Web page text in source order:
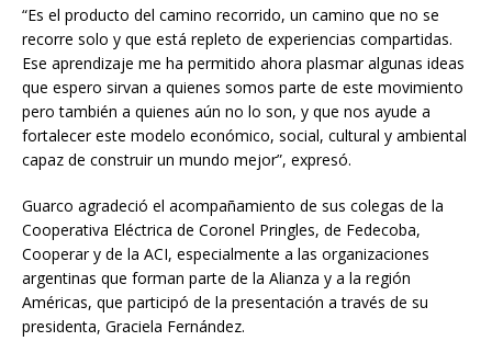
“Es el producto del camino recorrido, un camino que no se
recorre solo y que está repleto de experiencias compartidas.
Ese aprendizaje me ha permitido ahora plasmar algunas ideas
que espero sirvan a quienes somos parte de este movimiento
pero también a quienes aún no lo son, y que nos ayude a
fortalecer este modelo económico, social, cultural y ambiental
capaz de construir un mundo mejor”, expresó.
Guarco agradeció el acompañamiento de sus colegas de la
Cooperativa Eléctrica de Coronel Pringles, de Fedecoba,
Cooperar y de la ACI, especialmente a las organizaciones
argentinas que forman parte de la Alianza y a la región
Américas, que participó de la presentación a través de su
presidenta, Graciela Fernández.